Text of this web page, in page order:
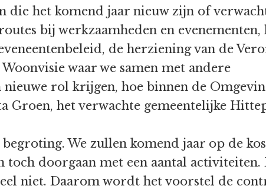
die het komend jaar nieuw zijn of
bij werkzaamheden en evenementen,
de herziening van de
waar we samen met andere
rol krijgen, hoe binnen de
Groen, het verwachte gemeentelijke
We zullen komend jaar op de
doorgaan met een aantal activiteiten.
niet. Daarom wordt het voorstel de